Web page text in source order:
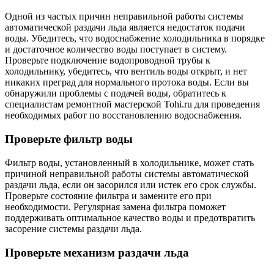
Одной из частых причин неправильной работы системы
автоматической раздачи льда является недостаток подачи
воды. Убедитесь, что водоснабжение холодильника в порядке
и достаточное количество воды поступает в систему.
Проверьте подключение водопроводной трубы к
холодильнику, убедитесь, что вентиль воды открыт, и нет
никаких преград для нормального протока воды. Если вы
обнаружили проблемы с подачей воды, обратитесь к
специалистам ремонтной мастерской Tohi.ru для проведения
необходимых работ по восстановлению водоснабжения.
Проверьте фильтр воды
Фильтр воды, установленный в холодильнике, может стать
причиной неправильной работы системы автоматической
раздачи льда, если он засорился или истек его срок службы.
Проверьте состояние фильтра и замените его при
необходимости. Регулярная замена фильтра поможет
поддерживать оптимальное качество воды и предотвратить
засорение системы раздачи льда.
Проверьте механизм раздачи льда